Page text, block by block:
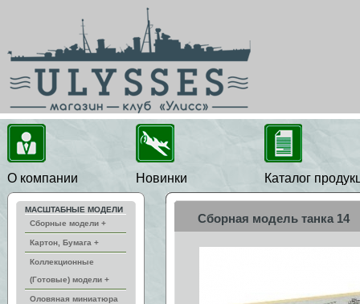
О компании Новинки Каталог
МАСШТАБНЫЕ МОДЕЛИ
Сборные модели +
Картон, Бумага +
Коллекционные
(Готовые) модели +
Оловяная миниатюра
Сборная модель танка 14